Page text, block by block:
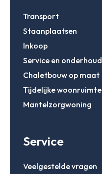
Transport
Staanplaatsen
Inkoop
Service en onderhoud
Chaletbouw op maat
Tijdelijke woonruimte
Mantelzorgwoning
Service
Veelgestelde vragen